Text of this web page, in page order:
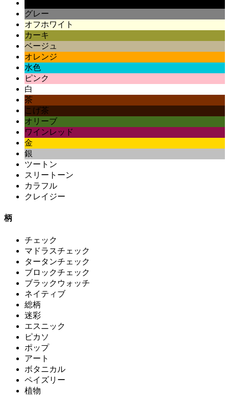
グレー
オフホワイト
カーキ
ベージュ
オレンジ
水色
ピンク
白
茶
こげ茶
オリーブ
ワインレッド
金
銀
ツートン
スリートーン
カラフル
クレイジー
柄
チェック
マドラスチェック
タータンチェック
ブロックチェック
ブラックウォッチ
ネイティブ
総柄
迷彩
エスニック
ピカソ
ポップ
アート
ボタニカル
ペイズリー
植物